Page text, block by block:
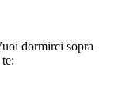
dormirci sopra